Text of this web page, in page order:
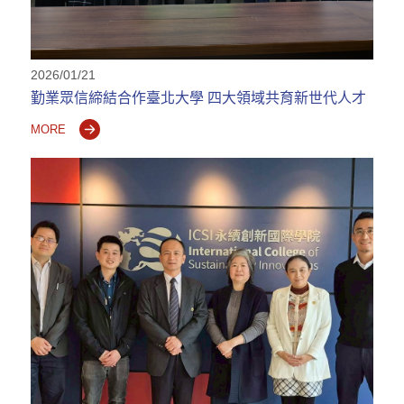
2026/01/21
勤業眾信締結合作臺北大學 四大領域共育新世代人才
MORE